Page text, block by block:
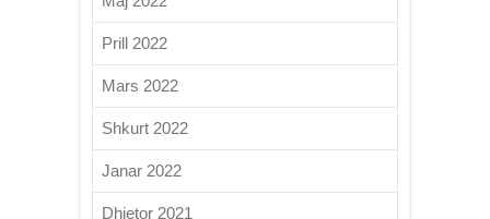
Prill 2022
Mars 2022
Shkurt 2022
Janar 2022
Dhjetor 2021